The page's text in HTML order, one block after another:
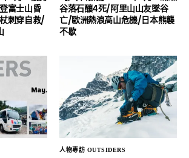
富士山昏
刺穿自救/
谷落石釀4死/阿里山山友墜谷
亡/歐洲熱浪高山危機/日本熊襲
不歇
人物專訪 OUTSIDERS